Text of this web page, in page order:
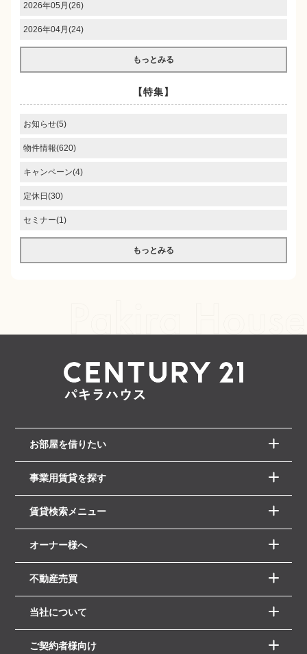
2026年05月(26)
2026年04月(24)
もっとみる
【特集】
お知らせ(5)
物件情報(620)
キャンペーン(4)
定休日(30)
セミナー(1)
もっとみる
お部屋を借りたい
事業用賃貸を探す
賃貸検索メニュー
オーナー様へ
不動産売買
当社について
ご契約者様向け